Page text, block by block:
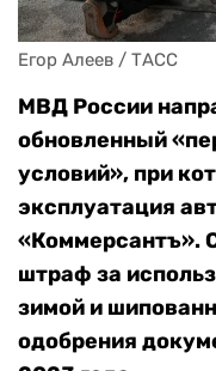
Егор Алеев / ТАСС
МВД России
обновленный
условий», при
эксплуатация
«Коммерсантъ».
штраф за
зимой и
одобрения